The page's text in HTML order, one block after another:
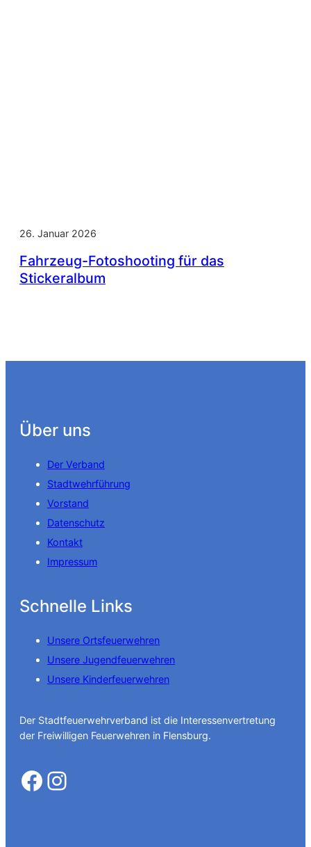
26. Januar 2026
Fahrzeug-Fotoshooting für das
Stickeralbum
Über uns
Der Verband
Stadtwehrführung
Vorstand
Datenschutz
Kontakt
Impressum
Schnelle Links
Unsere Ortsfeuerwehren
Unsere Jugendfeuerwehren
Unsere Kinderfeuerwehren
Der Stadtfeuerwehrverband ist die Interessenvertretung
der Freiwilligen Feuerwehren in Flensburg.
Facebook Instagram